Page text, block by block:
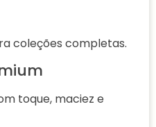
coleções completas.
toque, maciez e